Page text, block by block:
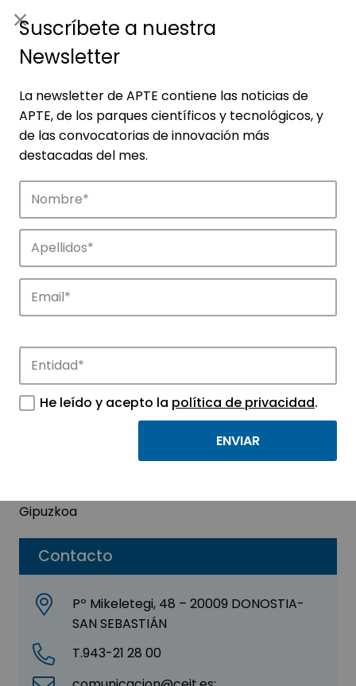
Empresas
Descubre las empresas que impulsan la
innovación en los parques de APTE.
Contacto
Pº Mikeletegi, 48 – 20009 DONOSTIA-
SAN SEBASTIÁN
T.943-21 28 00
CEIT
CENTROS TECNOLÓGICOS E I+D
Gipuzkoa
Suscríbete a nuestra
Newsletter
La newsletter de APTE contiene las noticias de
APTE, de los parques científicos y tecnológicos, y
de las convocatorias de innovación más
destacadas del mes.
He leído y acepto la política de privacidad.